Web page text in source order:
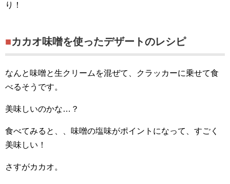
り！
■カカオ味噌を使ったデザートのレシピ
なんと味噌と生クリームを混ぜて、クラッカーに乗せて食
べるそうです。
美味しいのかな…？
食べてみると、、味噌の塩味がポイントになって、すごく
美味しい！
さすがカカオ。